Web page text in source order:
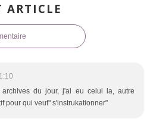
ARTICLE
du jour, j'ai eu celui la, autre
pour qui veut" s'instrukationner"